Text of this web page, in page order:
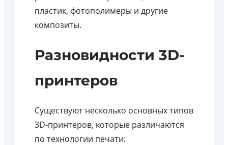
пластик, фотополимеры и другие
композиты.
Разновидности 3D-
принтеров
Существуют несколько основных типов
3D-принтеров, которые различаются
по технологии печати: